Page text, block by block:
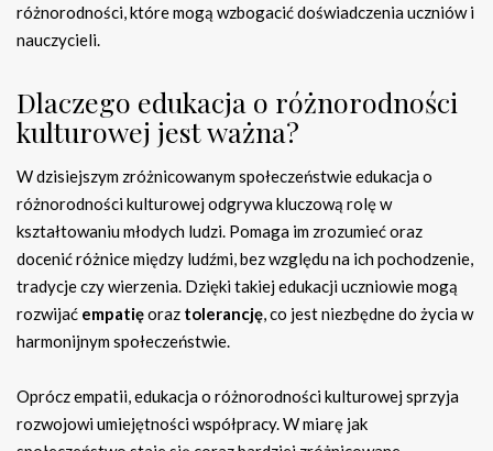
różnorodności, które mogą wzbogacić doświadczenia uczniów i
nauczycieli.
Dlaczego edukacja o różnorodności
kulturowej jest ważna?
W dzisiejszym zróżnicowanym społeczeństwie edukacja o
różnorodności kulturowej odgrywa kluczową rolę w
kształtowaniu młodych ludzi. Pomaga im zrozumieć oraz
docenić różnice między ludźmi, bez względu na ich pochodzenie,
tradycje czy wierzenia. Dzięki takiej edukacji uczniowie mogą
rozwijać empatięoraz tolerancję, co jest niezbędne do życia w
harmonijnym społeczeństwie.
Oprócz empatii, edukacja o różnorodności kulturowej sprzyja
rozwojowi umiejętności współpracy. W miarę jak